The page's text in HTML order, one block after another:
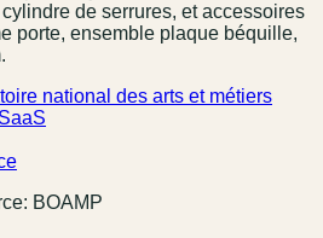
de serrures, et accessoires
porte, ensemble plaque béquille,
national des arts et métiers
BOAMP